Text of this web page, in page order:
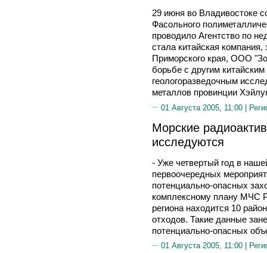
29 июня во Владивостоке
Фасольного
проводило Агентство по
стала китайская компания,
Приморского края, ООО
борьбе с другим
геологоразведочным
металлов провинции
01 Августа 2005, 11:00 |
Морские
исследуются
- Уже четвертый год в
первоочередных
потенциально-опасных
комплексному плану МЧС
региона находится 10
отходов. Такие данные
потенциально-опасных
01 Августа 2005, 11:00 |